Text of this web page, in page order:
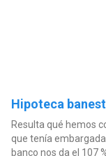
Hipoteca
Resulta qué hemos
que tenía
banco nos da el 107